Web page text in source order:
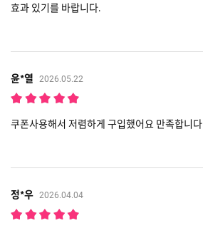
효과 있기를 바랍니다.
윤*열 2026.05.22
쿠폰사용해서 저렴하게 구입했어요 만족합니다
정*우 2026.04.04